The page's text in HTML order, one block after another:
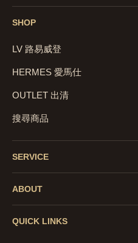
SHOP
LV 路易威登
HERMES 愛馬仕
OUTLET 出清
搜尋商品
SERVICE
ABOUT
QUICK LINKS